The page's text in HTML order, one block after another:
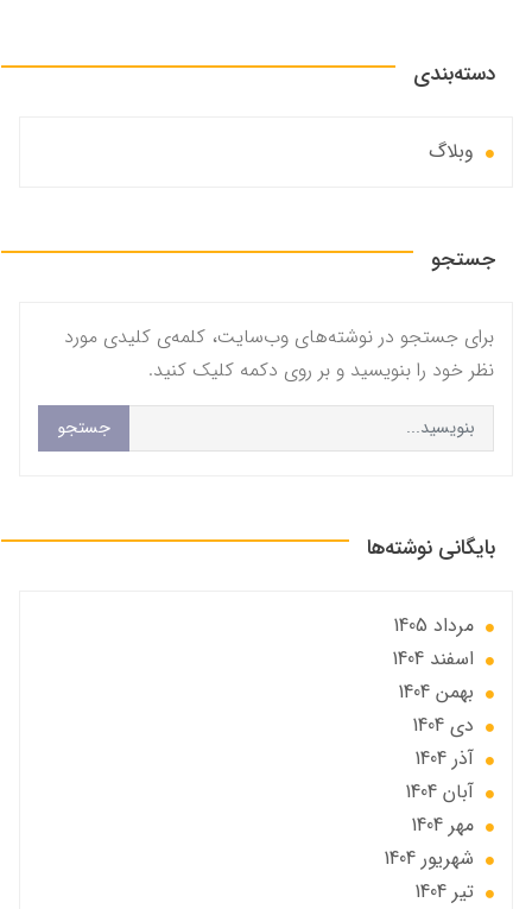
دسته‌بندی
وبلاگ
جستجو
برای جستجو در نوشته‌های وب‌سایت، کلمه‌ی کلیدی مورد
نظر خود را بنویسید و بر روی دکمه کلیک کنید.
جستجو
بایگانی نوشته‌ها
مرداد 1405
اسفند 1404
بهمن 1404
دی 1404
آذر 1404
آبان 1404
مهر 1404
شهریور 1404
تير 1404